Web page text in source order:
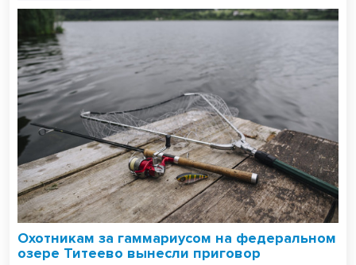
Охотникам за гаммариусом на федеральном
озере Титеево вынесли приговор